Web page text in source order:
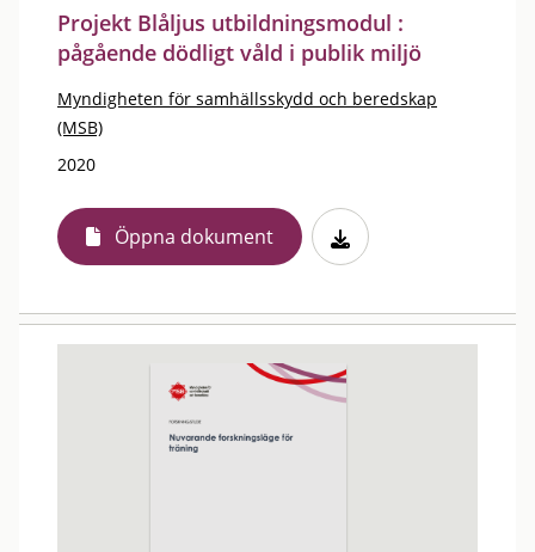
Projekt Blåljus utbildningsmodul :
pågående dödligt våld i publik miljö
Myndigheten för samhällsskydd och beredskap
(MSB)
2020
Öppna dokument